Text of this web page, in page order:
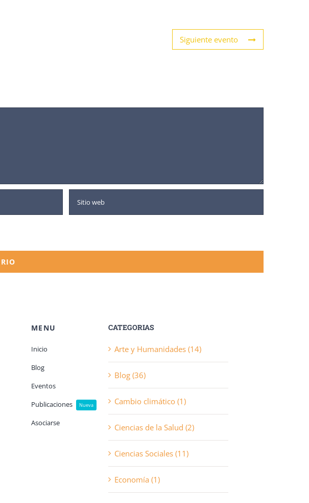
Siguiente evento
MENU
Inicio
Blog
Eventos
Publicaciones
Nueva
Asociarse
CATEGORIAS
Arte y Humanidades (14)
Blog (36)
Cambio climático (1)
Ciencias de la Salud (2)
Ciencias Sociales (11)
Economía (1)